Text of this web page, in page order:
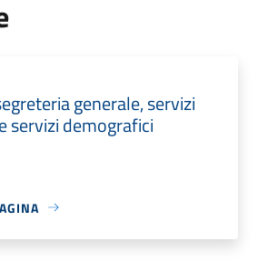
generale, servizi
servizi demografici